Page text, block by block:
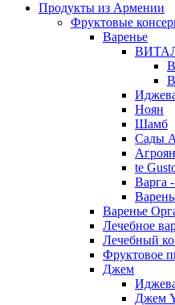
Продукты из Армении
Фруктовые
Варенье
Ноян
Шамб
Сады
te
Варга
Варенье
Лечебное
Лечебный
Фруктовое
Джем
Джем